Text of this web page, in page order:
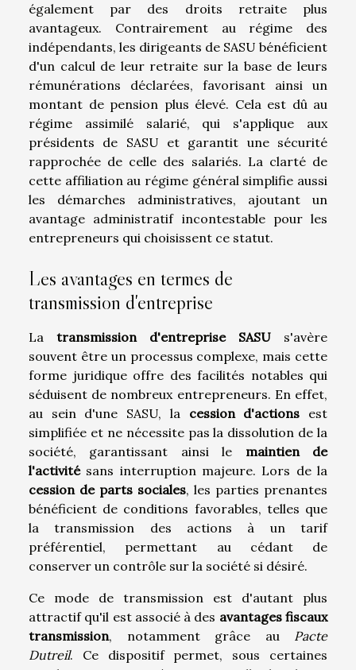
également par des droits retraite plus
avantageux. Contrairement au régime des
indépendants, les dirigeants de SASU bénéficient
d'un calcul de leur retraite sur la base de leurs
rémunérations déclarées, favorisant ainsi un
montant de pension plus élevé. Cela est dû au
régime assimilé salarié, qui s'applique aux
présidents de SASU et garantit une sécurité
rapprochée de celle des salariés. La clarté de
cette affiliation au régime général simplifie aussi
les démarches administratives, ajoutant un
avantage administratif incontestable pour les
entrepreneurs qui choisissent ce statut.
Les avantages en termes de
transmission d'entreprise
La transmission d'entreprise SASU s'avère
souvent être un processus complexe, mais cette
forme juridique offre des facilités notables qui
séduisent de nombreux entrepreneurs. En effet,
au sein d'une SASU, la cession d'actions est
simplifiée et ne nécessite pas la dissolution de la
société, garantissant ainsi le maintien de
l'activitésans interruption majeure. Lors de la
cession de parts sociales, les parties prenantes
bénéficient de conditions favorables, telles que
la transmission des actions à un tarif
préférentiel, permettant au cédant de
conserver un contrôle sur la société si désiré.
Ce mode de transmission est d'autant plus
attractif qu'il est associé à des avantages fiscaux
transmission, notamment grâce au Pacte
Dutreil. Ce dispositif permet, sous certaines